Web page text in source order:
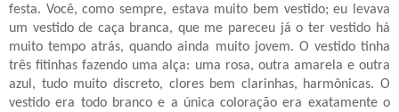
festa. Você, como sempre, estava muito bem vestido; eu levava
um vestido de caça branca, que me pareceu já o ter vestido há
muito tempo atrás, quando ainda muito jovem. O vestido tinha
três fitinhas fazendo uma alça: uma rosa, outra amarela e outra
azul, tudo muito discreto, clores bem clarinhas, harmônicas. O
vestido era todo branco e a única coloração era exatamente o